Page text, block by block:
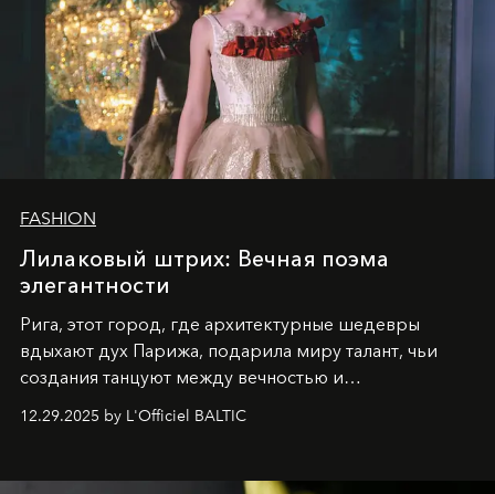
FASHION
Лилаковый штрих: Вечная поэма
элегантности
Рига, этот город, где архитектурные шедевры
вдыхают дух Парижа, подарила миру талант, чьи
создания танцуют между вечностью и
современностью.
12.29.2025 by L'Officiel BALTIC